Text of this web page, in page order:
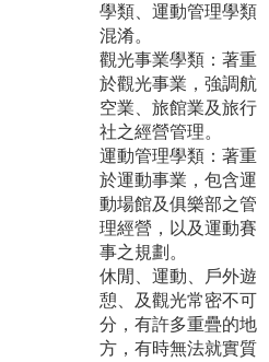
學類、運動管理學類
混淆。
觀光事業學類：著重
於觀光事業，強調航
空業、旅館業及旅行
社之經營管理。
運動管理學類：著重
於運動事業，包含運
動場館及俱樂部之管
理經營，以及運動賽
事之規劃。
休閒、運動、戶外遊
憩、及觀光常密不可
分，有許多重疊的地
方，有時無法就實質